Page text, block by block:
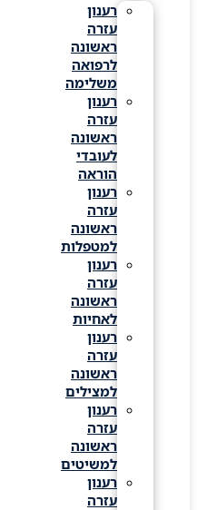
רענון
עזרה
ראשונה
לרפואה
משלימה
רענון
עזרה
ראשונה
לעובדי
הוראה
רענון
עזרה
ראשונה
למטפלות
רענון
עזרה
ראשונה
לאחיות
רענון
עזרה
ראשונה
למצילים
רענון
עזרה
ראשונה
למשיטים
רענון
עזרה